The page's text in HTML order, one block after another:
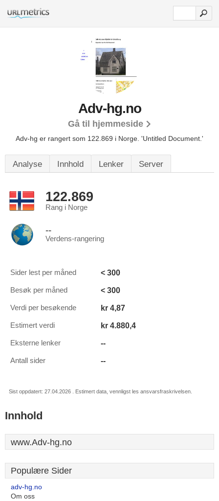
Adv-hg.no
Gå til hjemmeside
Adv-hg er rangert som 122.869 i Norge. 'Untitled Document.'
Analyse Innhold Lenker Server
122.869
Rang i Norge
--
Verdens-rangering
Sider lest per måned < 300
Besøk per måned < 300
Verdi per besøkende kr 4,87
Estimert verdi kr 4.880,4
Eksterne lenker --
Antall sider --
Sist oppdatert: 27.04.2026 . Estimert data, vennligst les ansvarsfraskrivelsen.
Innhold
www.Adv-hg.no
Populære Sider
adv-hg.no
Om oss